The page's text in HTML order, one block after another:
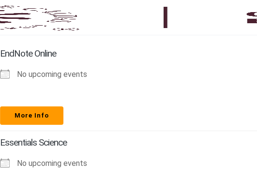
EndNote Online
No upcoming events
More Info
Essentials Science
No upcoming events